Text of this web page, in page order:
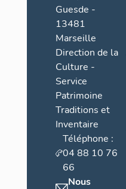
Guesde -
13481
Marseille
Direction de la
Culture -
Service
Patrimoine
Traditions et
Inventaire
Téléphone :
04 88 10 76
66
Nous